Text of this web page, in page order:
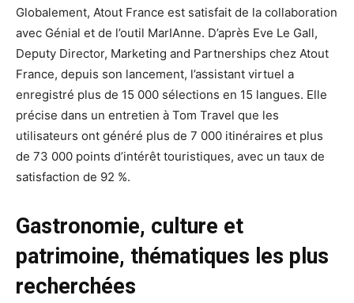
Globalement, Atout France est satisfait de la collaboration
avec Génial et de l’outil MarIAnne. D’après Eve Le Gall,
Deputy Director, Marketing and Partnerships chez Atout
France, depuis son lancement, l’assistant virtuel a
enregistré plus de 15 000 sélections en 15 langues. Elle
précise dans un entretien à Tom Travel que les
utilisateurs ont généré plus de 7 000 itinéraires et plus
de 73 000 points d’intérêt touristiques, avec un taux de
satisfaction de 92 %.
Gastronomie, culture et
patrimoine, thématiques les plus
recherchées